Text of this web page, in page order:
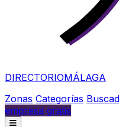
DIRECTORIOMÁLAGA
Zonas Categorías
empresa gratis